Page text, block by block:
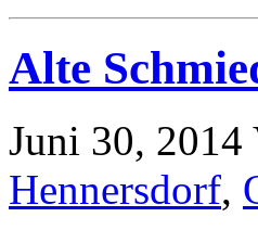
Alte
Juni 30, 2014
Hennersdorf,